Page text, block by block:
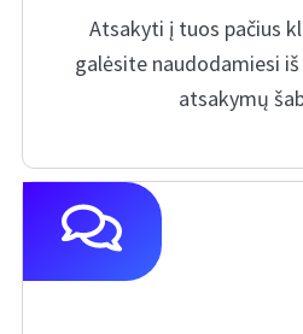
Atsakyti į tuos pačius
galėsite naudodamiesi
atsakymų